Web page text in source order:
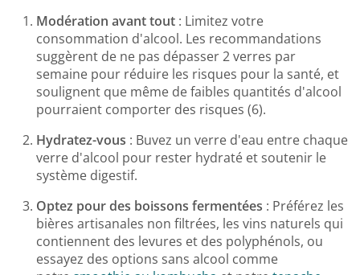
Modération avant tout : Limitez votre
consommation d'alcool. Les recommandations
suggèrent de ne pas dépasser 2 verres par
semaine pour réduire les risques pour la santé, et
soulignent que même de faibles quantités d'alcool
pourraient comporter des risques (6).
Hydratez-vous : Buvez un verre d'eau entre chaque
verre d'alcool pour rester hydraté et soutenir le
système digestif.
Optez pour des boissons fermentées : Préférez les
bières artisanales non filtrées, les vins naturels qui
contiennent des levures et des polyphénols, ou
essayez des options sans alcool comme